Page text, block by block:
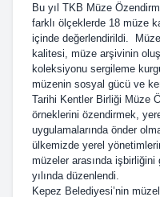
Bu yıl TKB Müze
farklı ölçeklerde 18 müze
içinde değerlendirildi.
kalitesi, müze arşivinin
koleksiyonu sergileme
müzenin sosyal gücü ve
Tarihi Kentler Birliği Müze
örneklerini özendirmek,
uygulamalarında önder
ülkemizde yerel
müzeler arasında
yılında düzenlendi.
Kepez Belediyesi’nin